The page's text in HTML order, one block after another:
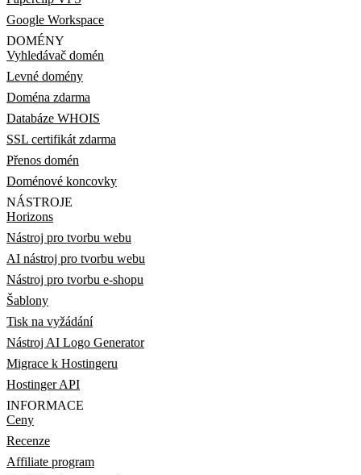
Google Workspace
DOMÉNY
Vyhledávač domén
Levné domény
Doména zdarma
Databáze WHOIS
SSL certifikát zdarma
Přenos domén
Doménové koncovky
NÁSTROJE
Horizons
Nástroj pro tvorbu webu
AI nástroj pro tvorbu webu
Nástroj pro tvorbu e-shopu
Šablony
Tisk na vyžádání
Nástroj AI Logo Generator
Migrace k Hostingeru
Hostinger API
INFORMACE
Ceny
Recenze
Affiliate program